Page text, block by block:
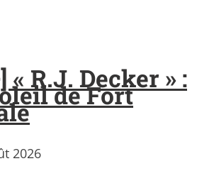
« R.J. Decker » :
de Fort
2026